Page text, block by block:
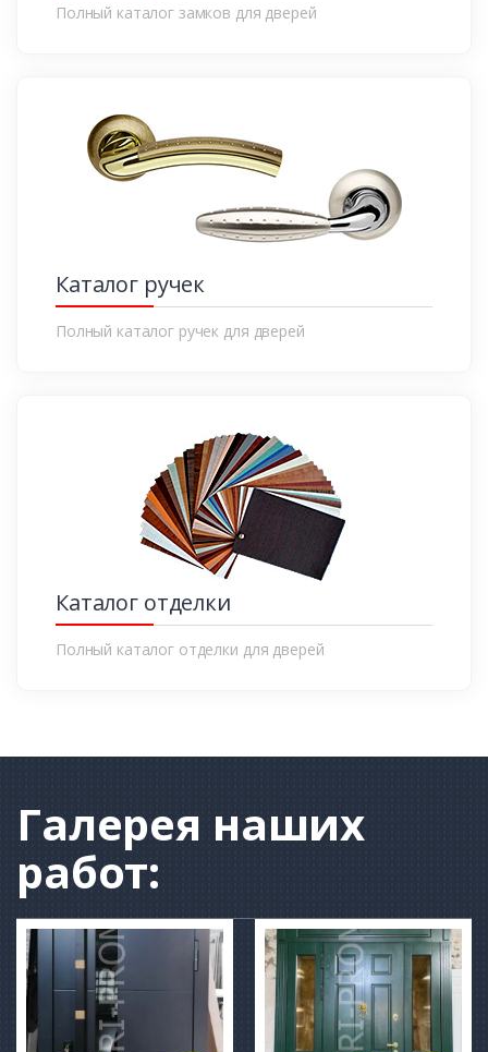
Полный каталог замков для дверей
Каталог ручек
Полный каталог ручек для дверей
Каталог отделки
Полный каталог отделки для дверей
Галерея наших
работ: